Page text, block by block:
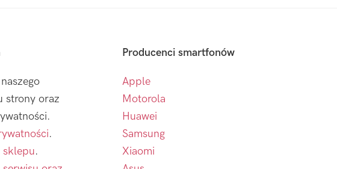
strony oraz
.
sklepu.
Producenci smartfonów
Apple
Motorola
Huawei
Samsung
Xiaomi